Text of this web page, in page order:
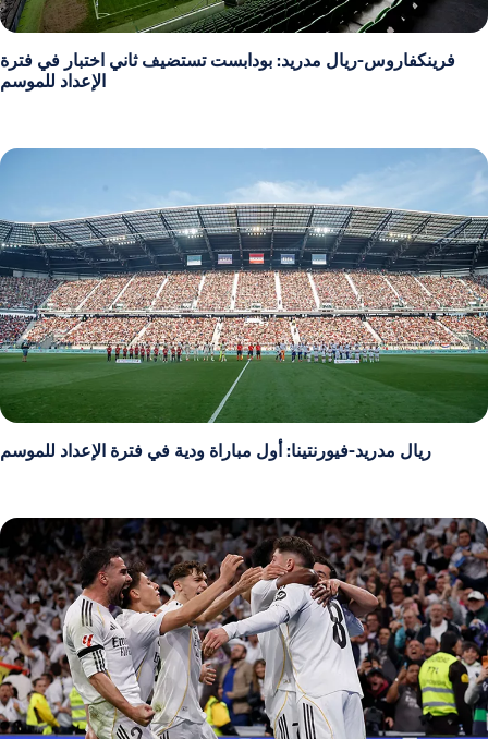
فرينكفاروس-ريال مدريد: بودابست تستضيف ثاني اختبار في فترة
الإعداد للموسم
ريال مدريد-فيورنتينا: أول مباراة ودية في فترة الإعداد للموسم